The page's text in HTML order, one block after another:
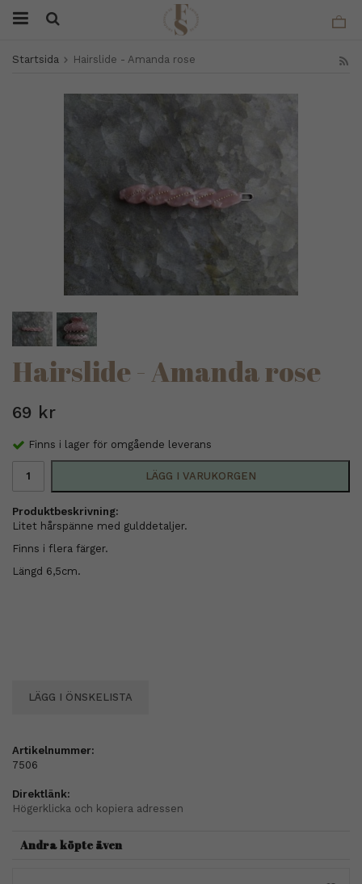
Startsida Hairslide - Amanda rose
Hairslide - Amanda rose
69 kr
Finns i lager för omgående leverans
LÄGG I VARUKORGEN
Produktbeskrivning:
Litet hårspänne med gulddetaljer.
Finns i flera färger.
Längd 6,5cm.
LÄGG I ÖNSKELISTA
Artikelnummer:
7506
Direktlänk:
Högerklicka och kopiera adressen
Andra köpte även